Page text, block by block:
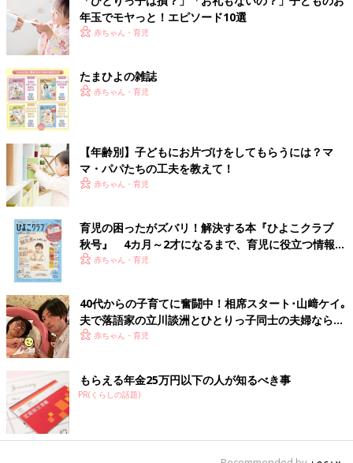
年玉でモヤっと！エピソード10選
赤ちゃん・育児
たまひよの雑誌
赤ちゃん・育児
【年齢別】子どもにお片づけをしてもらうには？マ
マ・パパたちの工夫を教えて！
赤ちゃん・育児
育児の困ったがズバリ！解決する本『ひよこクラブ
秋号』 4カ月～2才になるまで、育児に役立つ情報が
いっぱい！
赤ちゃん・育児
40代からの子育てに奮闘中！相席スタート･山﨑ケイ｡
夫で落語家の立川談洲とひとりっ子同士の夫婦ならで
はの不安とは･･･
赤ちゃん・育児
もらえる年金25万円以下の人が知るべき事
PR(くらしの話題)